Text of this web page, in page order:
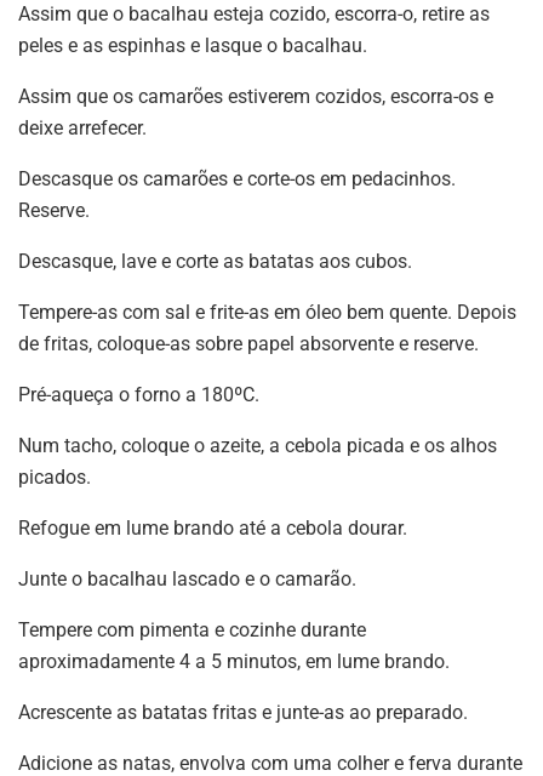
Assim que o bacalhau esteja cozido, escorra-o, retire as
peles e as espinhas e lasque o bacalhau.
Assim que os camarões estiverem cozidos, escorra-os e
deixe arrefecer.
Descasque os camarões e corte-os em pedacinhos.
Reserve.
Descasque, lave e corte as batatas aos cubos.
Tempere-as com sal e frite-as em óleo bem quente. Depois
de fritas, coloque-as sobre papel absorvente e reserve.
Pré-aqueça o forno a 180ºC.
Num tacho, coloque o azeite, a cebola picada e os alhos
picados.
Refogue em lume brando até a cebola dourar.
Junte o bacalhau lascado e o camarão.
Tempere com pimenta e cozinhe durante
aproximadamente 4 a 5 minutos, em lume brando.
Acrescente as batatas fritas e junte-as ao preparado.
Adicione as natas, envolva com uma colher e ferva durante